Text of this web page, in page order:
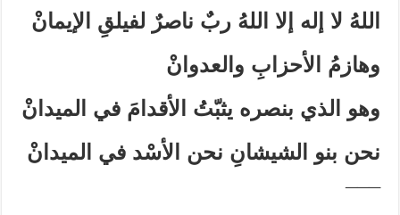
اللهُ لا إله إلا اللهُ ربٌ ناصرٌ لفيلقِ الإيمانْ
وهازمُ الأحزابِ والعدوانْ
وهو الذي بنصره يثبّتُ الأقدامَ في الميدانْ
نحن بنو الشيشانِ نحن الأسْد في الميدانْ
¯¯¯